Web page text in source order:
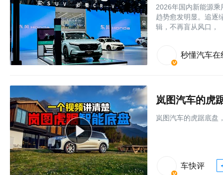
2026年国内新能源
趋势愈发明显。追逐
辑，不再盲从风口，
秒懂汽车在
岚图汽车的虎
岚图汽车的虎踞底盘
车快评